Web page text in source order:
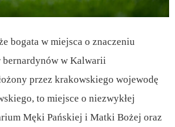
bogata w miejsca o znaczeniu
w Kalwarii
przez krakowskiego wojewodę
to miejsce o niezwykłej
Męki Pańskiej i Matki Bożej oraz